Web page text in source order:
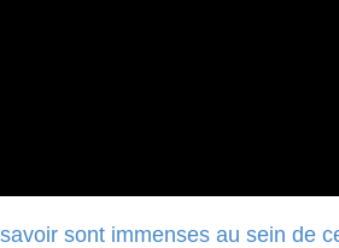
sont immenses au sein de